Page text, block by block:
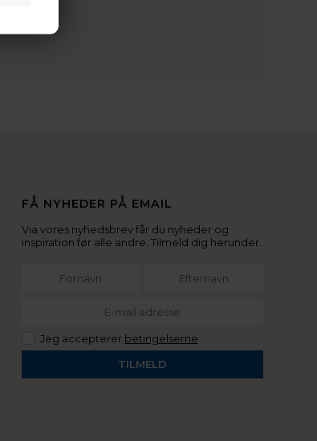
FÅ NYHEDER PÅ EMAIL
Via vores nyhedsbrev får du nyheder og
inspiration før alle andre. Tilmeld dig herunder.
Jeg accepterer betingelserne